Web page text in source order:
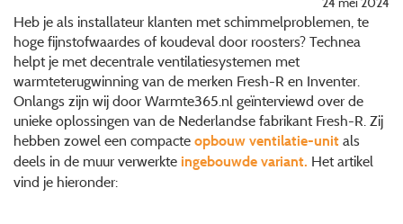
Heb je als installateur klanten met schimmelproblemen, te
hoge fijnstofwaardes of koudeval door roosters? Technea
helpt je met decentrale ventilatiesystemen met
warmteterugwinning van de merken Fresh-R en Inventer.
Onlangs zijn wij door Warmte365.nl geïnterviewd over de
unieke oplossingen van de Nederlandse fabrikant Fresh-R. Zij
hebben zowel een compacte opbouw ventilatie-unit als
deels in de muur verwerkte ingebouwde variant. Het artikel
vind je hieronder: